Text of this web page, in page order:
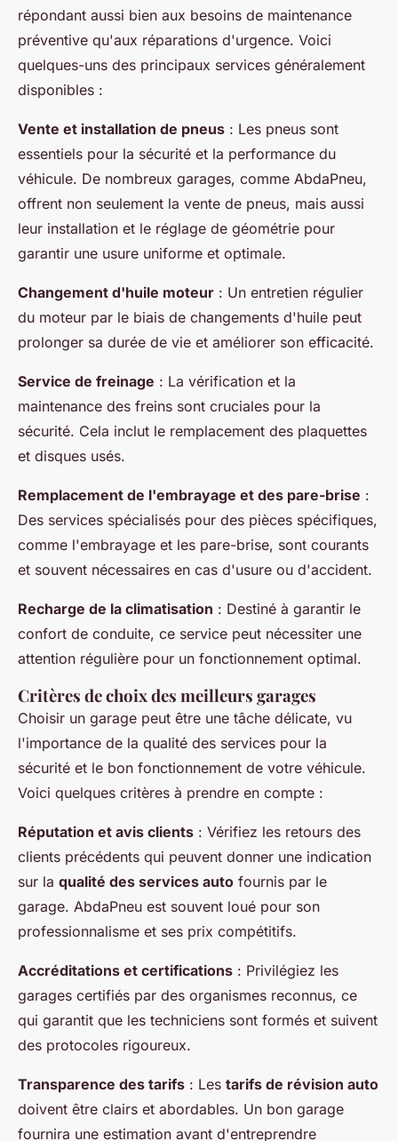
répondant aussi bien aux besoins de maintenance
préventive qu'aux réparations d'urgence. Voici
quelques-uns des principaux services généralement
disponibles :
Vente et installation de pneus : Les pneus sont
essentiels pour la sécurité et la performance du
véhicule. De nombreux garages, comme AbdaPneu,
offrent non seulement la vente de pneus, mais aussi
leur installation et le réglage de géométrie pour
garantir une usure uniforme et optimale.
Changement d'huile moteur : Un entretien régulier
du moteur par le biais de changements d'huile peut
prolonger sa durée de vie et améliorer son efficacité.
Service de freinage : La vérification et la
maintenance des freins sont cruciales pour la
sécurité. Cela inclut le remplacement des plaquettes
et disques usés.
Remplacement de l'embrayage et des pare-brise :
Des services spécialisés pour des pièces spécifiques,
comme l'embrayage et les pare-brise, sont courants
et souvent nécessaires en cas d'usure ou d'accident.
Recharge de la climatisation : Destiné à garantir le
confort de conduite, ce service peut nécessiter une
attention régulière pour un fonctionnement optimal.
Critères de choix des meilleurs garages
Choisir un garage peut être une tâche délicate, vu
l'importance de la qualité des services pour la
sécurité et le bon fonctionnement de votre véhicule.
Voici quelques critères à prendre en compte :
Réputation et avis clients : Vérifiez les retours des
clients précédents qui peuvent donner une indication
sur la qualité des services auto fournis par le
garage. AbdaPneu est souvent loué pour son
professionnalisme et ses prix compétitifs.
Accréditations et certifications : Privilégiez les
garages certifiés par des organismes reconnus, ce
qui garantit que les techniciens sont formés et suivent
des protocoles rigoureux.
Transparence des tarifs : Les tarifs de révision auto
doivent être clairs et abordables. Un bon garage
fournira une estimation avant d'entreprendre